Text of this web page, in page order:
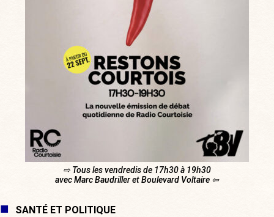
⇨ Tous les vendredis de 17h30 à 19h30
avec Marc Baudriller et Boulevard Voltaire ⇦
SANTÉ ET POLITIQUE